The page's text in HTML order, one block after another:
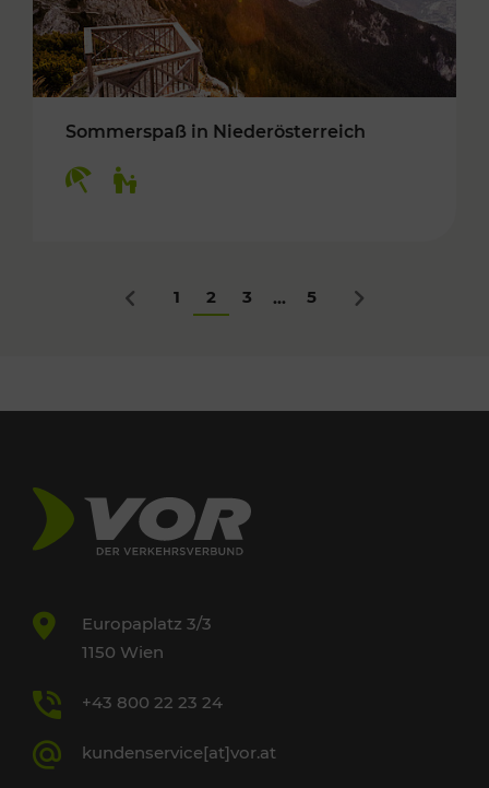
Sommerspaß in Niederösterreich
Zurück
1 2 3 ... 5 Nächstes
Europaplatz 3/3
1150 Wien
+43 800 22 23 24
kundenservice[at]vor.at